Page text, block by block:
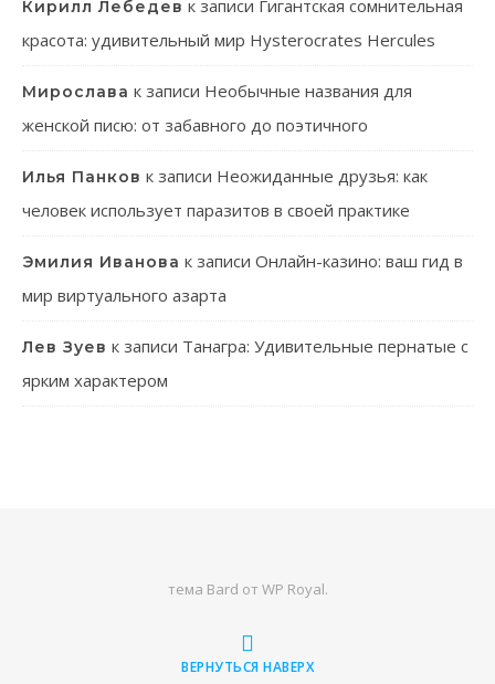
Кирилл Лебедев к записи Гигантская сомнительная
красота: удивительный мир Hysterocrates Hercules
Мирослава к записи Необычные названия для
женской писю: от забавного до поэтичного
Илья Панков к записи Неожиданные друзья: как
человек использует паразитов в своей практике
Эмилия Иванова к записи Онлайн-казино: ваш гид в
мир виртуального азарта
Лев Зуев к записи Танагра: Удивительные пернатые с
ярким характером
тема Bard от WP Royal.
ВЕРНУТЬСЯ НАВЕРХ